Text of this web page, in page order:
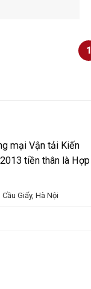
1
mại Vận tải Kiến
tiền thân là Hợp
Giấy, Hà Nội